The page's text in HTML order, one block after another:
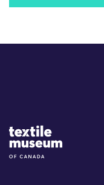
Site Logo